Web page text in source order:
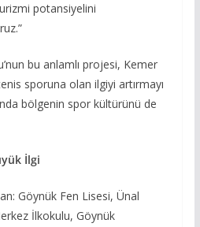
potansiyelini
bu anlamlı projesi, Kemer
sporuna olan ilgiyi artırmayı
bölgenin spor kültürünü de
İlgi
Göynük Fen Lisesi, Ünal
İlkokulu, Göynük